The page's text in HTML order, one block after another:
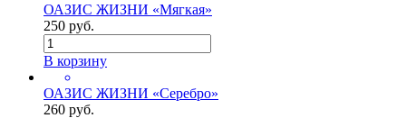
ОАЗИС ЖИЗНИ «Мягкая»
250 руб.
В корзину
ОАЗИС ЖИЗНИ «Серебро»
260 руб.